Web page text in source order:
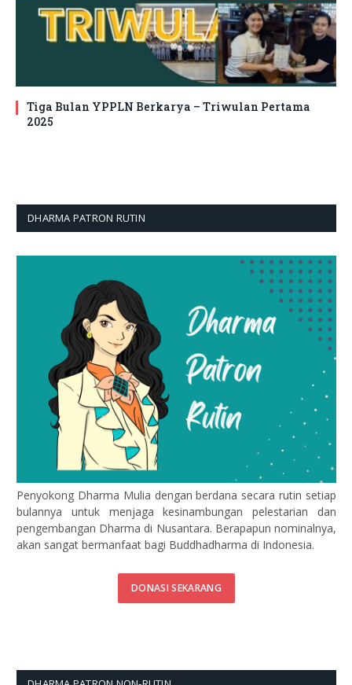
Tiga Bulan YPPLN Berkarya – Triwulan Pertama
2025
DHARMA PATRON RUTIN
Penyokong Dharma Mulia dengan berdana secara rutin setiap
bulannya untuk menjaga kesinambungan pelestarian dan
pengembangan Dharma di Nusantara. Berapapun nominalnya,
akan sangat bermanfaat bagi Buddhadharma di Indonesia.
DONASI SEKARANG